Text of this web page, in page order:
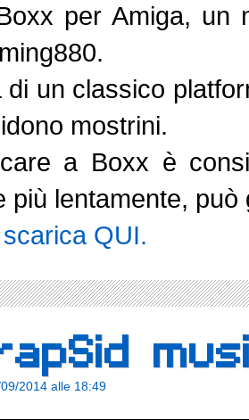
per Amiga, un
di un classico
mostrini.
a Boxx è
QUI.
2014 alle 18:49